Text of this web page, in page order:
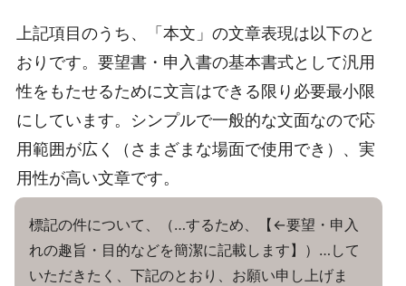
上記項目のうち、「本文」の文章表現は以下のと
おりです。要望書・申入書の基本書式として汎用
性をもたせるために文言はできる限り必要最小限
にしています。シンプルで一般的な文面なので応
用範囲が広く（さまざまな場面で使用でき）、実
用性が高い文章です。
標記の件について、（…するため、【←要望・申入
れの趣旨・目的などを簡潔に記載します】）…して
いただきたく、下記のとおり、お願い申し上げま